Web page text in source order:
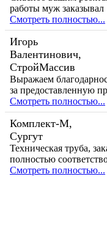
работы муж
Смотреть полностью...
Игорь
Валентинович,
СтройМассив
Выражаем
за предоставленную
Смотреть полностью...
Комплект-М,
Сургут
Техническая труба,
полностью
Смотреть полностью...